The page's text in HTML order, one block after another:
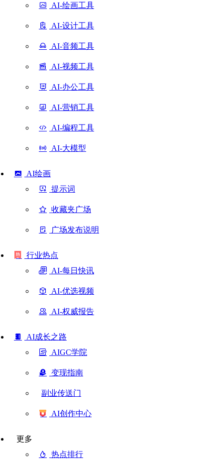
AI-绘画工具
AI-设计工具
AI-音频工具
AI-视频工具
AI-办公工具
AI-营销工具
AI-编程工具
AI-大模型
AI绘画
提示词
收藏夹广场
广场发布说明
行业热点
AI-每日快讯
AI-优选视频
AI-权威报告
AI成长之路
AIGC学院
变现指南
副业传送门
AI创作中心
更多
热点排行